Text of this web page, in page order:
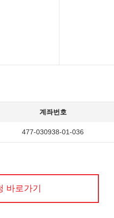
계좌번호
477-030938-01-036
바로가기